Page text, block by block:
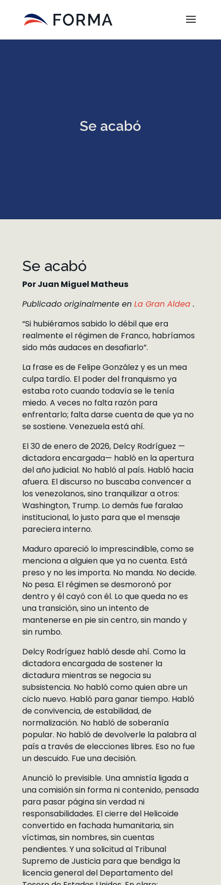
Se acabó
Se acabó
Por Juan Miguel Matheus
Publicado originalmente en La Gran Aldea .
“Si hubiéramos sabido lo débil que era
realmente el régimen de Franco, habríamos
sido más audaces en desafiarlo”.
La frase es de Felipe González y es un mea
culpa tardío. El poder del franquismo ya
estaba roto cuando todavía se le tenía
miedo. A veces no falta razón para
enfrentarlo; falta darse cuenta de que ya no
se sostiene. Venezuela está ahí.
El 30 de enero de 2026, Delcy Rodríguez —
dictadora encargada— habló en la apertura
del año judicial. No habló al país. Habló hacia
afuera. El discurso no buscaba convencer a
los venezolanos, sino tranquilizar a otros:
Washington, Trump. Lo demás fue faralao
institucional, lo justo para que el mensaje
pareciera interno.
Maduro apareció lo imprescindible, como se
menciona a alguien que ya no cuenta. Está
preso y no les importa. No manda. No decide.
No pesa. El régimen se desmoronó por
dentro y él cayó con él. Lo que queda no es
una transición, sino un intento de
mantenerse en pie sin centro, sin mando y
sin rumbo.
Delcy Rodríguez habló desde ahí. Como la
dictadora encargada de sostener la
dictadura mientras se negocia su
subsistencia. No habló como quien abre un
ciclo nuevo. Habló para ganar tiempo. Habló
de convivencia, de estabilidad, de
normalización. No habló de soberanía
popular. No habló de devolverle la palabra al
país a través de elecciones libres. Eso no fue
un descuido. Fue una decisión.
Anunció lo previsible. Una amnistía ligada a
una comisión sin forma ni contenido, pensada
para pasar página sin verdad ni
responsabilidades. El cierre del Helicoide
convertido en fachada humanitaria, sin
víctimas, sin nombres, sin cuentas
pendientes. Y una solicitud al Tribunal
Supremo de Justicia para que bendiga la
licencia general del Departamento del